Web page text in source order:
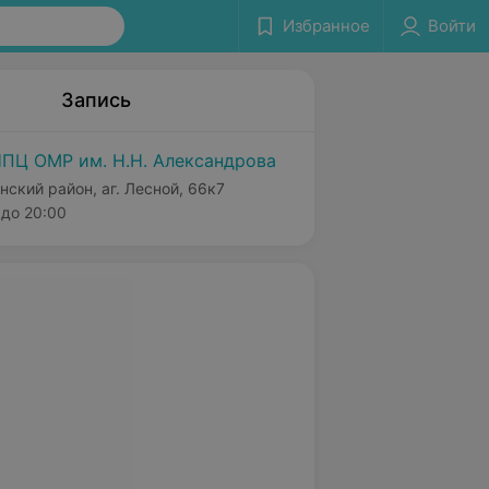
Избранное Войти
Запись
ОМР им. Н.Н. Александрова
район, аг. Лесной, 66к7
до 20:00